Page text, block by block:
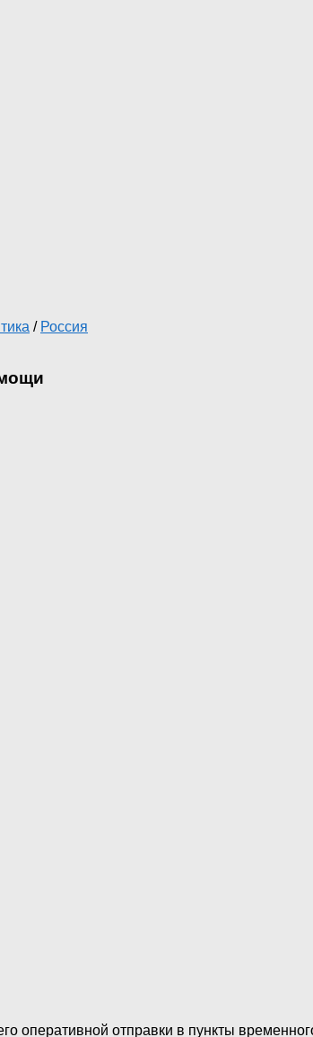
/ Россия
оперативной отправки в пункты